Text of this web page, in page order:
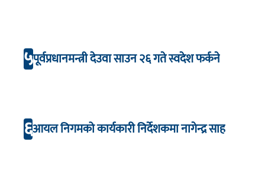
५पूर्वप्रधानमन्त्री देउवा साउन २६ गते स्वदेश फर्कने
६आयल निगमको कार्यकारी निर्देशकमा नागेन्द्र साह